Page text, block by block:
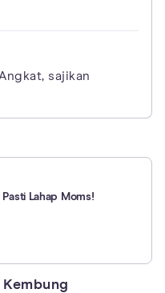
sajikan
Lahap Moms!
Kembung